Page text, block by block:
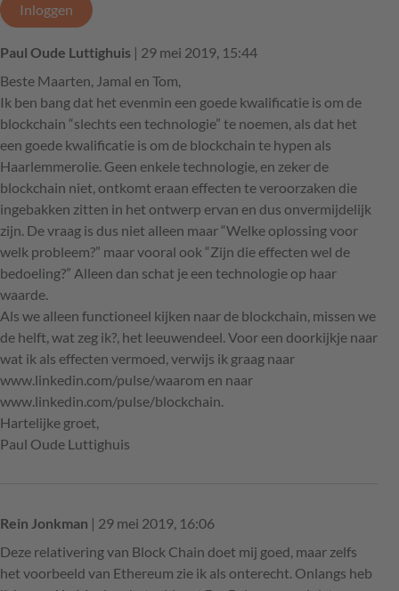
Inloggen
Paul Oude Luttighuis | 29 mei 2019, 15:44
Beste Maarten, Jamal en Tom,
Ik ben bang dat het evenmin een goede kwalificatie is om de
blockchain “slechts een technologie” te noemen, als dat het
een goede kwalificatie is om de blockchain te hypen als
Haarlemmerolie. Geen enkele technologie, en zeker de
blockchain niet, ontkomt eraan effecten te veroorzaken die
ingebakken zitten in het ontwerp ervan en dus onvermijdelijk
zijn. De vraag is dus niet alleen maar “Welke oplossing voor
welk probleem?” maar vooral ook “Zijn die effecten wel de
bedoeling?” Alleen dan schat je een technologie op haar
waarde.
Als we alleen functioneel kijken naar de blockchain, missen we
de helft, wat zeg ik?, het leeuwendeel. Voor een doorkijkje naar
wat ik als effecten vermoed, verwijs ik graag naar
www.linkedin.com/pulse/waarom en naar
www.linkedin.com/pulse/blockchain.
Hartelijke groet,
Paul Oude Luttighuis
Rein Jonkman | 29 mei 2019, 16:06
Deze relativering van Block Chain doet mij goed, maar zelfs
het voorbeeld van Ethereum zie ik als onterecht. Onlangs heb